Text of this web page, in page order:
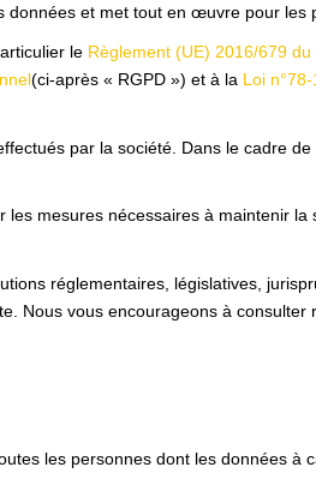
données et met tout en œuvre pour les
le Règlement (UE) 2016/679
(ci-après « RGPD ») et à la Loi
par la société. Dans le cadre
mesures nécessaires à maintenir la
réglementaires, législatives,
Nous vous encourageons à consulter
les personnes dont les données à